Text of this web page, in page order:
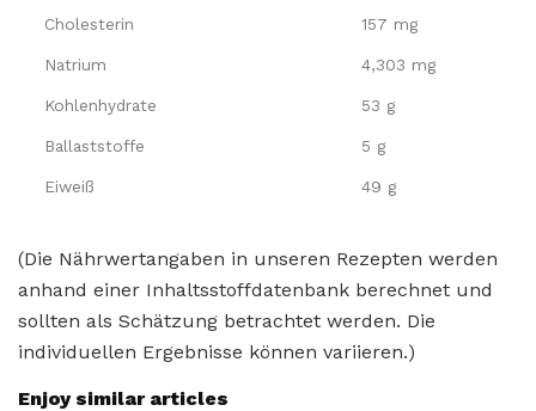
Cholesterin 157 mg
Natrium 4,303 mg
Kohlenhydrate 53 g
Ballaststoffe 5 g
Eiweiß 49 g
(Die Nährwertangaben in unseren Rezepten werden
anhand einer Inhaltsstoffdatenbank berechnet und
sollten als Schätzung betrachtet werden. Die
individuellen Ergebnisse können variieren.)
Enjoy similar articles